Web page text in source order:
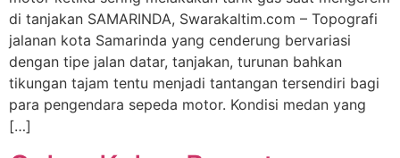
di tanjakan SAMARINDA, Swarakaltim.com – Topografi
jalanan kota Samarinda yang cenderung bervariasi
dengan tipe jalan datar, tanjakan, turunan bahkan
tikungan tajam tentu menjadi tantangan tersendiri bagi
para pengendara sepeda motor. Kondisi medan yang
[…]